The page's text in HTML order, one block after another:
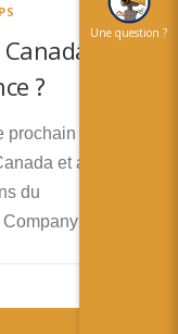
et
?
une
et aux Etats-
du
et …
Une question ?